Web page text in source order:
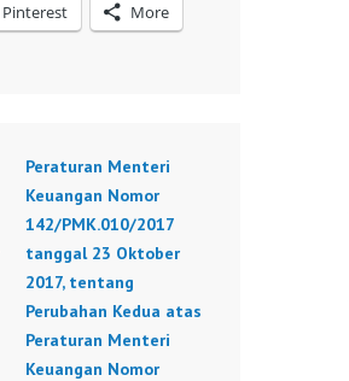
Pinterest More
Peraturan Menteri
Keuangan Nomor
142/PMK.010/2017
tanggal 23 Oktober
2017, tentang
Perubahan Kedua atas
Peraturan Menteri
Keuangan Nomor